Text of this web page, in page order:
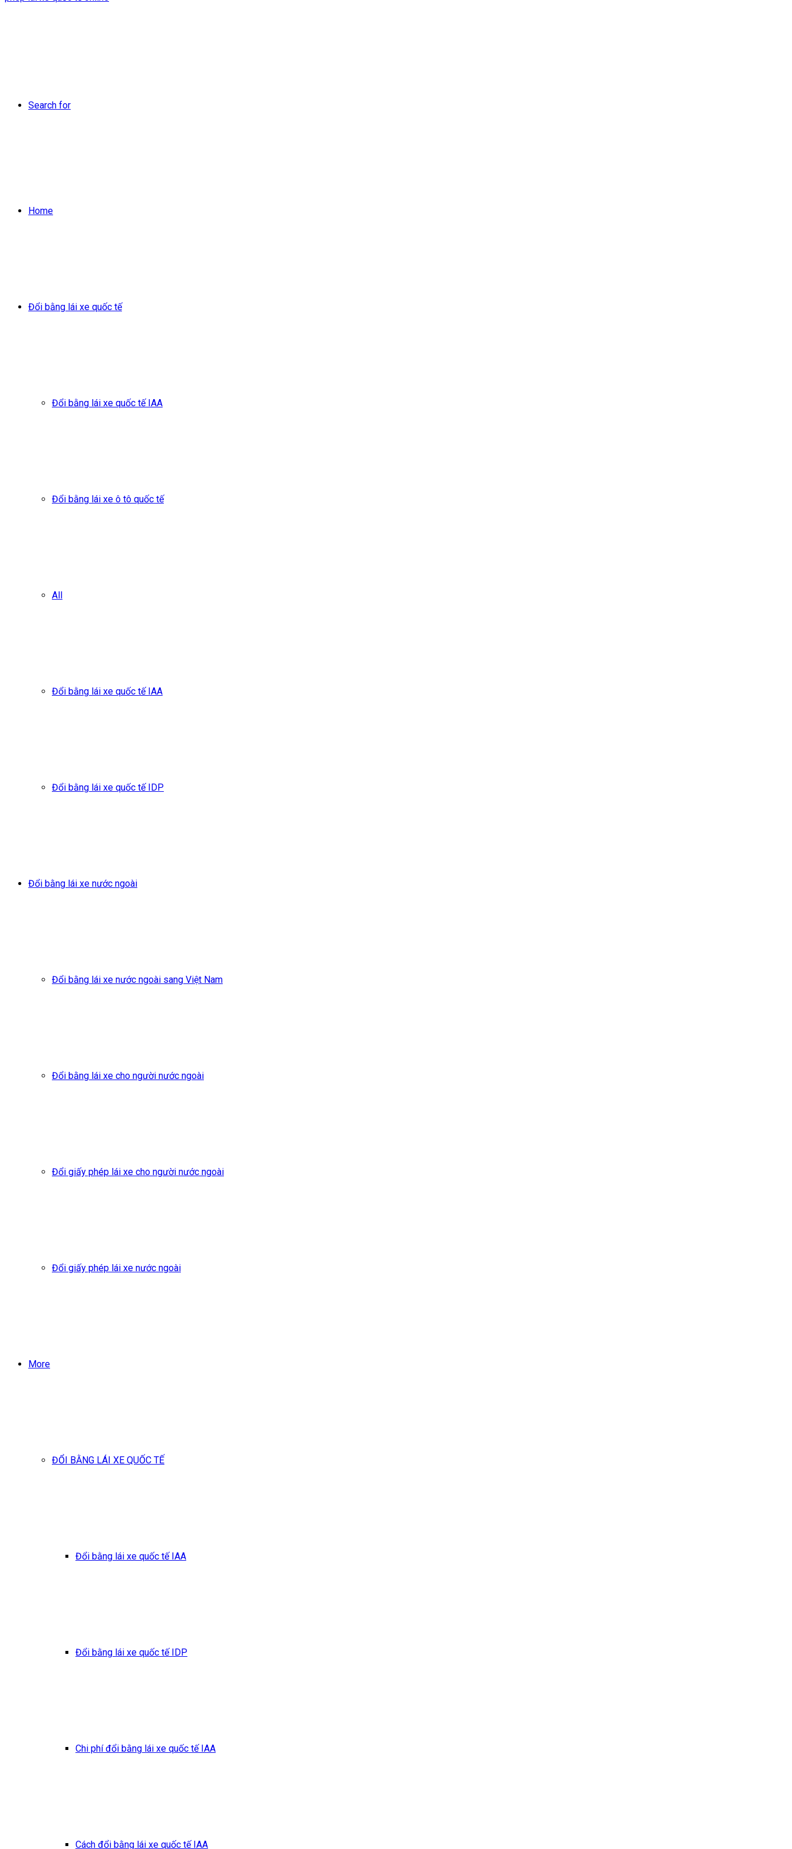
Search for
Home
Đổi bằng lái xe quốc tế
Đổi bằng lái xe quốc tế IAA
Đổi bằng lái xe ô tô quốc tế
All
Đổi bằng lái xe quốc tế IAA
Đổi bằng lái xe quốc tế IDP
Đổi bằng lái xe nước ngoài
Đổi bằng lái xe nước ngoài sang Việt Nam
Đổi bằng lái xe cho người nước ngoài
Đổi giấy phép lái xe cho người nước ngoài
Đổi giấy phép lái xe nước ngoài
More
ĐỔI BẰNG LÁI XE QUỐC TẾ
Đổi bằng lái xe quốc tế IAA
Đổi bằng lái xe quốc tế IDP
Chi phí đổi bằng lái xe quốc tế IAA
Cách đổi bằng lái xe quốc tế IAA